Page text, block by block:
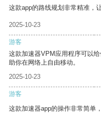
这款app的路线规划非常精准，
2025-10-23
游客
这款加速器VPM应用程序可以
助你在网络上自由移动。
2025-10-23
游客
这款加速器app的操作非常简单